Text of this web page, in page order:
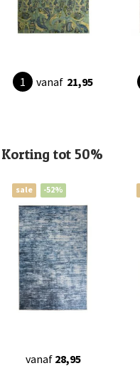
vanaf 21,95
Korting tot 50%
sale -52%
vanaf 28,95